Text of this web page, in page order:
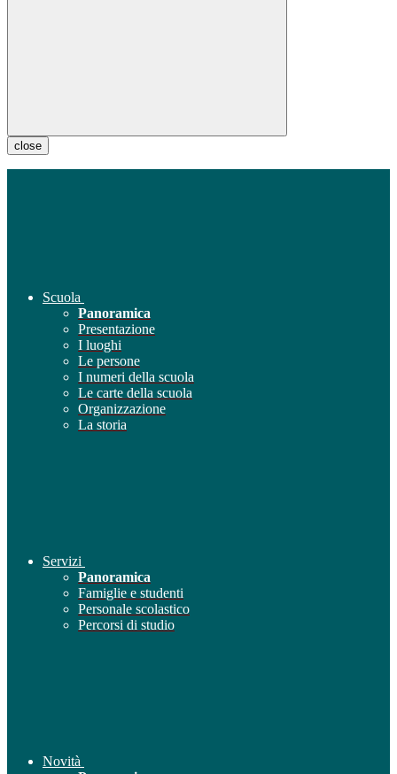
close
Scuola
Panoramica
Presentazione
I luoghi
Le persone
I numeri della scuola
Le carte della scuola
Organizzazione
La storia
Servizi
Panoramica
Famiglie e studenti
Personale scolastico
Percorsi di studio
Novità